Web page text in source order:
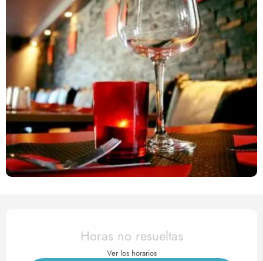
Horarios y datos de
Horas no resueltas
Ver los horarios